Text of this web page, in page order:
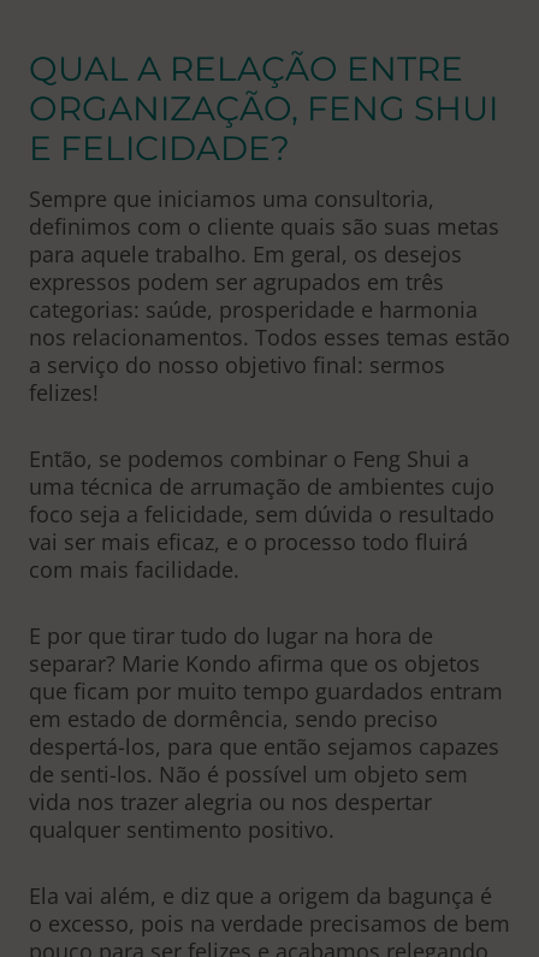
QUAL A RELAÇÃO ENTRE
ORGANIZAÇÃO, FENG SHUI
E FELICIDADE?
Sempre que iniciamos uma consultoria,
definimos com o cliente quais são suas metas
para aquele trabalho. Em geral, os desejos
expressos podem ser agrupados em três
categorias: saúde, prosperidade e harmonia
nos relacionamentos. Todos esses temas estão
a serviço do nosso objetivo final: sermos
felizes!
Então, se podemos combinar o Feng Shui a
uma técnica de arrumação de ambientes cujo
foco seja a felicidade, sem dúvida o resultado
vai ser mais eficaz, e o processo todo fluirá
com mais facilidade.
E por que tirar tudo do lugar na hora de
separar? Marie Kondo afirma que os objetos
que ficam por muito tempo guardados entram
em estado de dormência, sendo preciso
despertá-los, para que então sejamos capazes
de senti-los. Não é possível um objeto sem
vida nos trazer alegria ou nos despertar
qualquer sentimento positivo.
Ela vai além, e diz que a origem da bagunça é
o excesso, pois na verdade precisamos de bem
pouco para ser felizes e acabamos relegando